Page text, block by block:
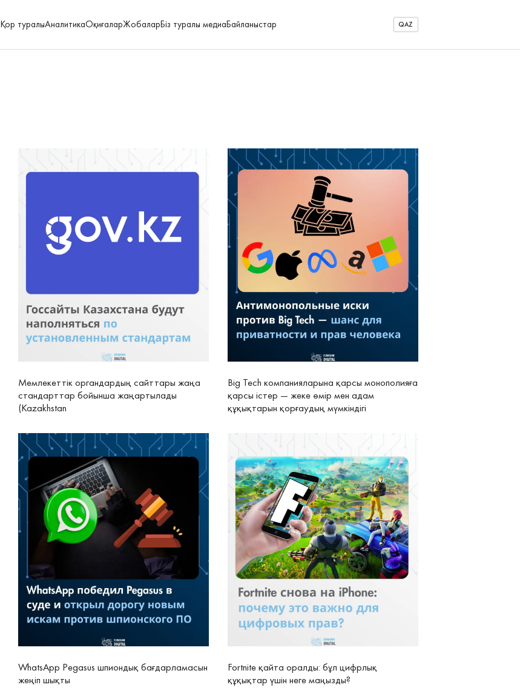
Қор туралыАналитикаОқиғаларЖобаларБіз туралы медиаБайланыстар QAZ
Мемлекеттік органдардың сайттары жаңа
стандарттар бойынша жаңартылады
(Kazakhstan
Big Tech компанияларына қарсы монополияға
қарсы істер — жеке өмір мен адам
құқықтарын қорғаудың мүмкіндігі
WhatsApp Pegasus шпиондық бағдарламасын
жеңіп шықты
Fortnite қайта оралды: бұл цифрлық
құқықтар үшін неге маңызды?